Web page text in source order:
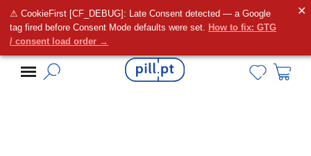
⚠ CookieFirst [CF_DEBUG]: Late Consent detected — a Google
tag fired before Consent Mode defaults were set. How to fix: GTG
/ consent load order →
✕
Alguma dúvida?